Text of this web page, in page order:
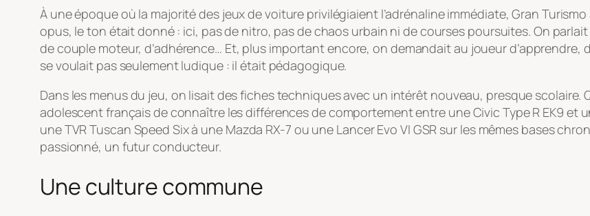
À une époque où la majorité des jeux de voiture privilégiaient l’adrénaline immédiate,Gran Turismo
opus, le ton était donné : ici, pas de nitro, pas de chaos urbain ni de courses poursuites. On
de couple moteur, d’adhérence… Et, plus important encore, on demandait au joueur d’apprendre,
se voulait pas seulement ludique : il était pédagogique.
Dans les menus du jeu, on lisait des fiches techniques avec un intérêt nouveau, presque scolaire.
adolescent français de connaître les différences de comportement entre une Civic Type R EK9 et
une TVR Tuscan Speed Six à une Mazda RX-7 ou une Lancer Evo VI GSR sur les mêmes bases
passionné, un futur conducteur.
Une culture commune